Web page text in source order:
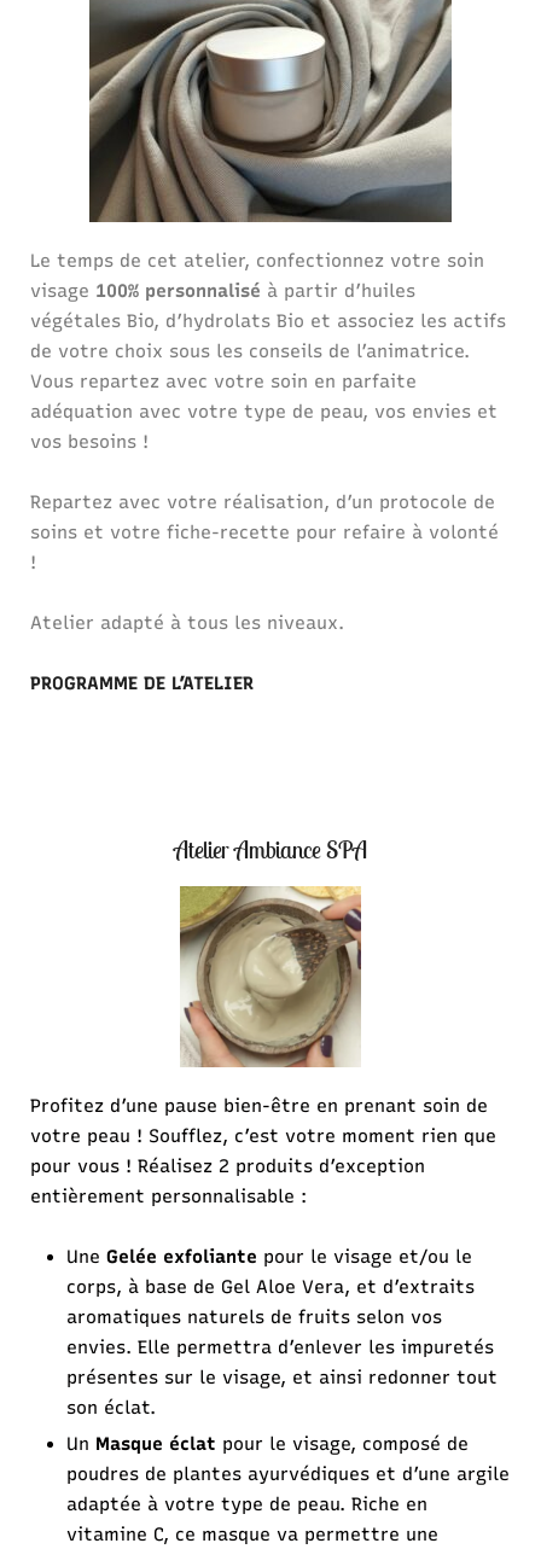
Le temps de cet atelier, confectionnez votre soin
visage 100% personnalisé à partir d’huiles
végétales Bio, d’hydrolats Bio et associez les actifs
de votre choix sous les conseils de l’animatrice.
Vous repartez avec votre soin en parfaite
adéquation avec votre type de peau, vos envies et
vos besoins !
Repartez avec votre réalisation, d’un protocole de
soins et votre fiche-recette pour refaire à volonté
!
Atelier adapté à tous les niveaux.
PROGRAMME DE L’ATELIER
Atelier Ambiance SPA
Profitez d’une pause bien-être en prenant soin de
votre peau ! Soufflez, c’est votre moment rien que
pour vous ! Réalisez 2 produits d’exception
entièrement personnalisable :
Une Gelée exfoliante pour le visage et/ou le
corps, à base de Gel Aloe Vera, et d’extraits
aromatiques naturels de fruits selon vos
envies. Elle permettra d’enlever les impuretés
présentes sur le visage, et ainsi redonner tout
son éclat.
Un Masque éclat pour le visage, composé de
poudres de plantes ayurvédiques et d’une argile
adaptée à votre type de peau. Riche en
vitamine C, ce masque va permettre une